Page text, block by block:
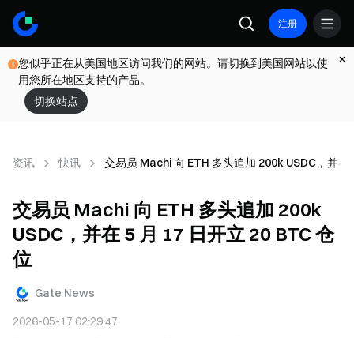
注册
您似乎正在从美国地区访问我们的网站。请切换到美国网站以使
用您所在地区支持的产品。
切换站点
资讯 快讯 交易员 Machi 向 ETH 多头追加 200k USDC，并在
交易员 Machi 向 ETH 多头追加 200k
USDC，并在 5 月 17 日开立 20 BTC 仓
位
Gate News
2026-05-17 02:29:47